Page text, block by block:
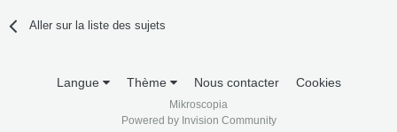
Aller sur la liste des sujets
Langue Thème Nous contacter Cookies
Mikroscopia
Powered by Invision Community